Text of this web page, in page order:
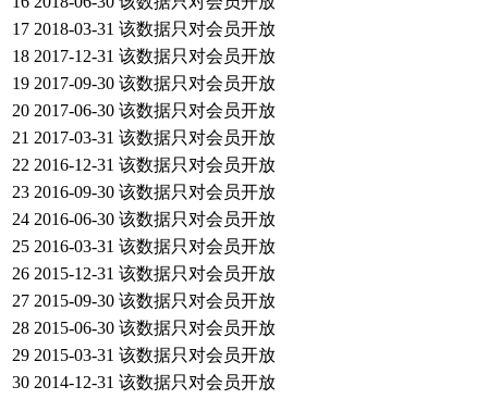
17 2018-03-31 该数据只对会员开放
18 2017-12-31 该数据只对会员开放
19 2017-09-30 该数据只对会员开放
20 2017-06-30 该数据只对会员开放
21 2017-03-31 该数据只对会员开放
22 2016-12-31 该数据只对会员开放
23 2016-09-30 该数据只对会员开放
24 2016-06-30 该数据只对会员开放
25 2016-03-31 该数据只对会员开放
26 2015-12-31 该数据只对会员开放
27 2015-09-30 该数据只对会员开放
28 2015-06-30 该数据只对会员开放
29 2015-03-31 该数据只对会员开放
30 2014-12-31 该数据只对会员开放